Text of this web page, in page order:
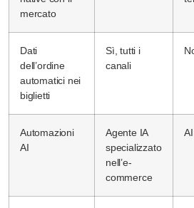
mercato
Dati
dell’ordine
automatici nei
biglietti
Sì, tutti i
canali
Automazioni
AI
Agente IA
specializzato
nell’e-
commerce